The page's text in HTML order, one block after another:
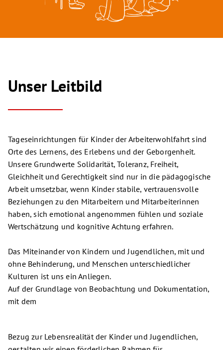
Unser Leitbild
Tageseinrichtungen für Kinder der Arbeiterwohlfahrt sind
Orte des Lernens, des Erlebens und der Geborgenheit.
Unsere Grundwerte Solidarität, Toleranz, Freiheit,
Gleichheit und Gerechtigkeit sind nur in die pädagogische
Arbeit umsetzbar, wenn Kinder stabile, vertrauensvolle
Beziehungen zu den Mitarbeitern und Mitarbeiterinnen
haben, sich emotional angenommen fühlen und soziale
Wertschätzung und kognitive Achtung erfahren.
Das Miteinander von Kindern und Jugendlichen, mit und
ohne Behinderung, und Menschen unterschiedlicher
Kulturen ist uns ein Anliegen.
Auf der Grundlage von Beobachtung und Dokumentation,
mit dem
Bezug zur Lebensrealität der Kinder und Jugendlichen,